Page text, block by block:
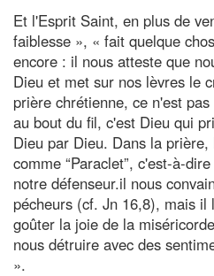
Et l'Esprit Saint, en plus de
faiblesse », « fait quelque
encore : il nous atteste que
Dieu et met sur nos lèvres le
prière chrétienne, ce n'est
au bout du fil, c'est Dieu qui
Dieu par Dieu. Dans la
comme “Paraclet”, c'est-à-
notre défenseur.il nous
pécheurs (cf. Jn 16,8), mais
goûter la joie de la
nous détruire avec des
».